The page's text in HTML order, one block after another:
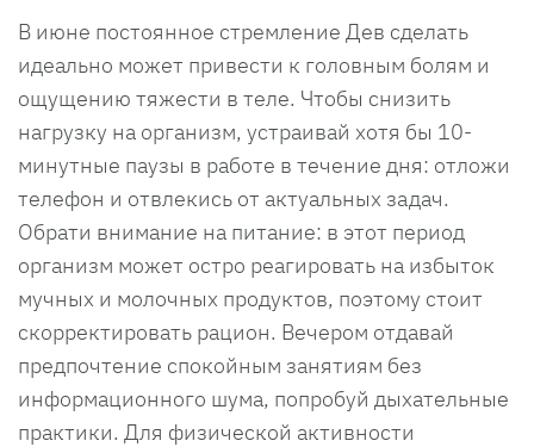
В июне постоянное стремление Дев сделать
идеально может привести к головным болям и
ощущению тяжести в теле. Чтобы снизить
нагрузку на организм, устраивай хотя бы 10-
минутные паузы в работе в течение дня: отложи
телефон и отвлекись от актуальных задач.
Обрати внимание на питание: в этот период
организм может остро реагировать на избыток
мучных и молочных продуктов, поэтому стоит
скорректировать рацион. Вечером отдавай
предпочтение спокойным занятиям без
информационного шума, попробуй дыхательные
практики. Для физической активности